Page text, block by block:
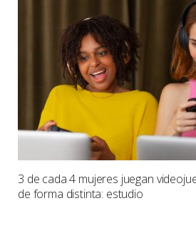
3 de cada 4 mujeres juegan
de forma distinta: estudio